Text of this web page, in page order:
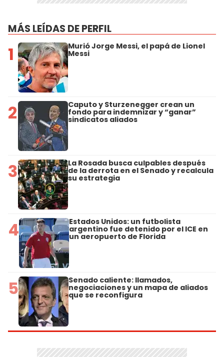
MÁS LEÍDAS DE PERFIL
1 Murió Jorge Messi, el papá de Lionel
Messi
2 Caputo y Sturzenegger crean un
fondo para indemnizar y “ganar”
sindicatos aliados
3 La Rosada busca culpables después
de la derrota en el Senado y recalcula
su estrategia
4 Estados Unidos: un futbolista
argentino fue detenido por el ICE en
un aeropuerto de Florida
5 Senado caliente: llamados,
negociaciones y un mapa de aliados
que se reconfigura